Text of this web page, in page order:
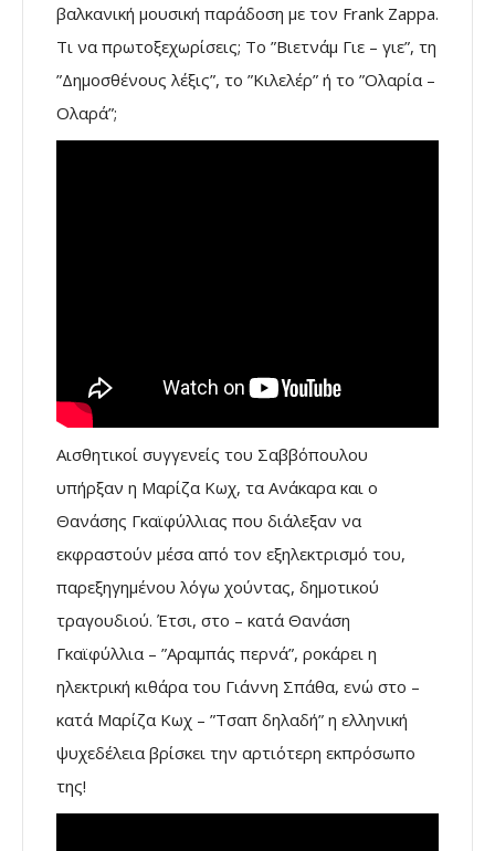
βαλκανική μουσική παράδοση με τον Frank Zappa.
Τι να πρωτοξεχωρίσεις; Το ”Βιετνάμ Γιε – γιε”, τη
”Δημοσθένους λέξις”, το ”Κιλελέρ” ή το ”Ολαρία –
Ολαρά”;
Αισθητικοί συγγενείς του Σαββόπουλου
υπήρξαν η Μαρίζα Κωχ, τα Ανάκαρα και ο
Θανάσης Γκαϊφύλλιας που διάλεξαν να
εκφραστούν μέσα από τον εξηλεκτρισμό του,
παρεξηγημένου λόγω χούντας, δημοτικού
τραγουδιού. Έτσι, στο – κατά Θανάση
Γκαϊφύλλια – ”Αραμπάς περνά”, ροκάρει η
ηλεκτρική κιθάρα του Γιάννη Σπάθα, ενώ στο –
κατά Μαρίζα Κωχ – ”Τσαπ δηλαδή” η ελληνική
ψυχεδέλεια βρίσκει την αρτιότερη εκπρόσωπο
της!